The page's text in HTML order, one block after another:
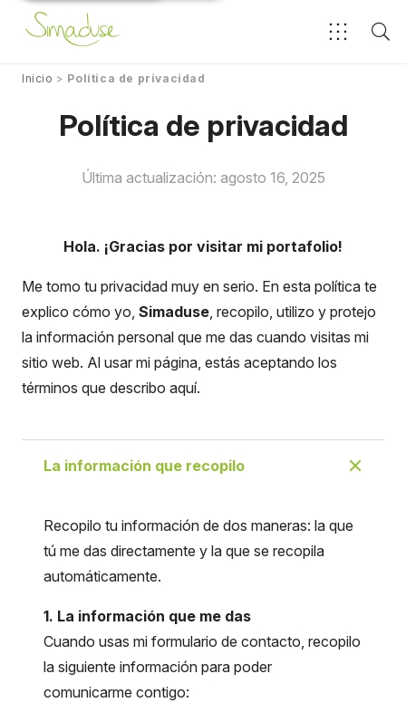
Inicio > Política de privacidad
Política de privacidad
Última actualización: agosto 16, 2025
Hola. ¡Gracias por visitar mi portafolio!
Me tomo tu privacidad muy en serio. En esta política te
explico cómo yo, Simaduse, recopilo, utilizo y protejo
la información personal que me das cuando visitas mi
sitio web. Al usar mi página, estás aceptando los
términos que describo aquí.
La información que recopilo
Recopilo tu información de dos maneras: la que
tú me das directamente y la que se recopila
automáticamente.
1. La información que me das
Cuando usas mi formulario de contacto, recopilo
la siguiente información para poder
comunicarme contigo: